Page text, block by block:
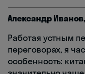
Александр
Работая устным
переговорах, я
особенность: